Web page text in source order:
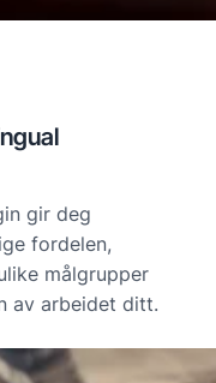
gir deg
fordelen,
målgrupper
av arbeidet ditt.